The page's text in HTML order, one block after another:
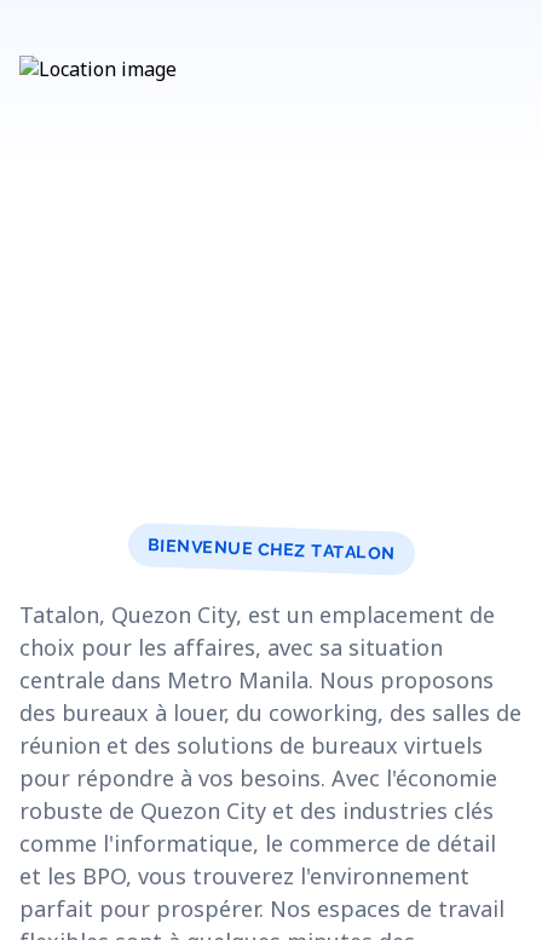
BIENVENUE CHEZ TATALON
Tatalon, Quezon City, est un emplacement de
choix pour les affaires, avec sa situation
centrale dans Metro Manila. Nous proposons
des bureaux à louer, du coworking, des salles de
réunion et des solutions de bureaux virtuels
pour répondre à vos besoins. Avec l'économie
robuste de Quezon City et des industries clés
comme l'informatique, le commerce de détail
et les BPO, vous trouverez l'environnement
parfait pour prospérer. Nos espaces de travail